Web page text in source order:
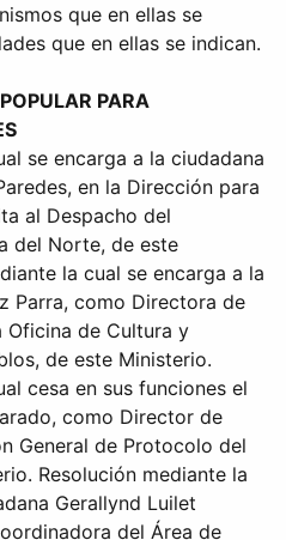
que en ellas se
que en ellas se indican.
PARA
se encarga a la ciudadana
en la Dirección para
al Despacho del
del Norte, de este
la cual se encarga a la
Parra, como Directora de
Oficina de Cultura y
de este Ministerio.
cesa en sus funciones el
como Director de
General de Protocolo del
Resolución mediante la
Gerallynd Luilet
del Área de